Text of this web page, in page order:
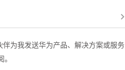
为我发送华为产品、解决方案或服务